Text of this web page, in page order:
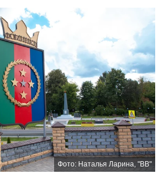
Фото: Наталья Ларина, "ВВ"